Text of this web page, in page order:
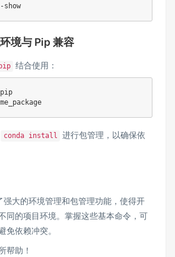
境与 Pip 兼容
结合使用：
conda install
进行包管理，以确保依
的环境管理和包管理功能，使得开
同的项目环境。掌握这些基本命令，可
免依赖冲突。
帮助！